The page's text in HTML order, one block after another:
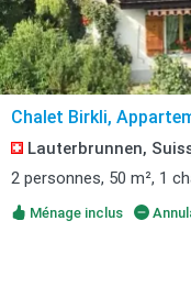
Chalet Birkli,
Lauterbrunnen,
2 personnes, 50 m², 1
Ménage inclus